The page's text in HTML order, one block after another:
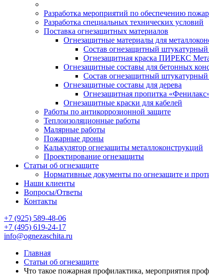
Разработка мероприятий по обеспечению
Разработка специальных технических условий
Поставка огнезащитных материалов
Огнезащитные материалы для
Состав огнезащитный
Огнезащитная краска ПИРЕКС
Огнезащитные составы для бетонных
Состав огнезащитный
Огнезащитные составы для дерева
Огнезащитная пропитка
Огнезащитные краски для кабелей
Работы по антикоррозионной защите
Теплоизоляционные работы
Малярные работы
Пожарные дроны
Калькулятор огнезащиты металлоконструкций
Проектирование огнезащиты
Статьи об огнезащите
Нормативные документы по огнезащите и
Наши клиенты
Вопросы/Ответы
Контакты
+7 (925) 589-48-06
+7 (495) 619-24-17
info@ognezaschita.ru
Главная
Статьи об огнезащите
Что такое пожарная профилактика, мероприятия